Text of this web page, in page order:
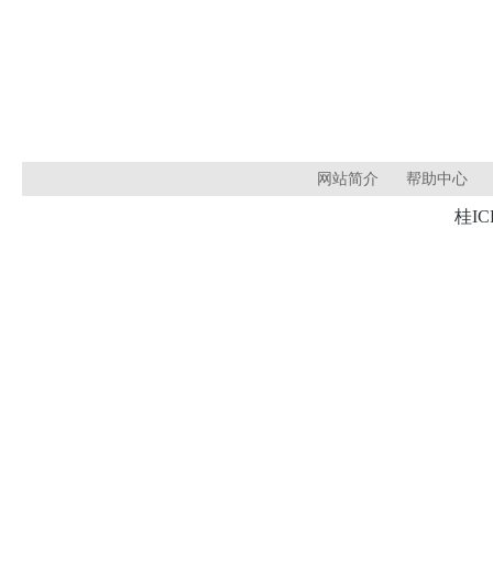
网站简介 帮助中心
桂